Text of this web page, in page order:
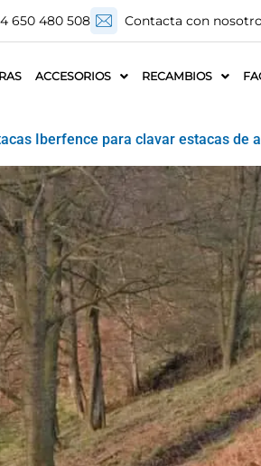
650 480 508 Contacta con
ACCESORIOS RECAMBIOS
Iberfence para clavar estacas de